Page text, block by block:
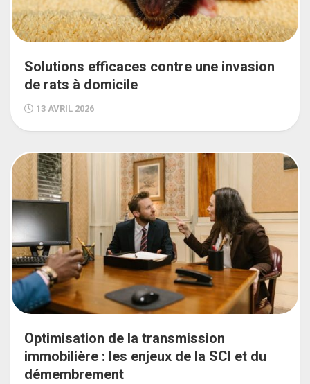
Solutions efficaces contre une invasion
de rats à domicile
13 AVRIL 2026
Optimisation de la transmission
immobilière : les enjeux de la SCI et du
démembrement